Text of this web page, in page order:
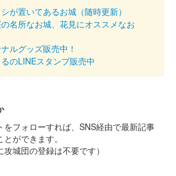
ずんスタ記念2025版 ずんだもん
オリジナルフレーム切手「白石城開門
念して作成された、オリジナルフレーム切
記念」に限定御城印がついてくる。
が置いてあるお城（随時更新）
名所なお城、花見にオススメなお
ルグッズ販売中！
のLINEスタンプ販売中
をフォローすれば、SNS経由で最新記事
ができます。
攻城団の登録は不要です）